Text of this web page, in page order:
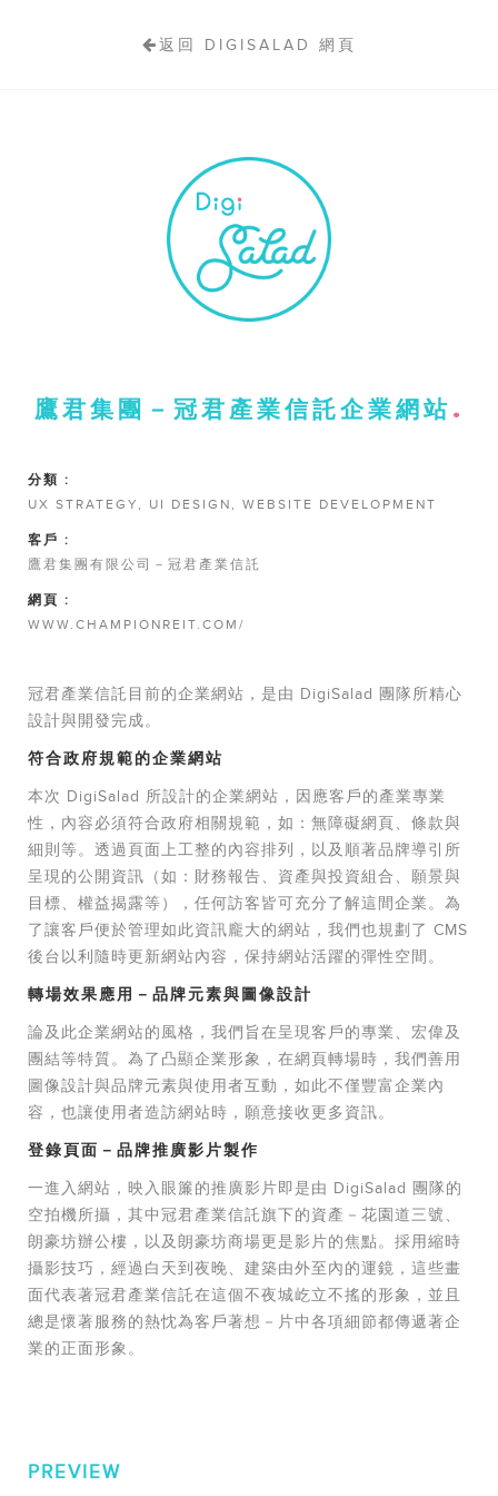
返回 DIGISALAD 網頁
鷹君集團－冠君產業信託企業網站
分類 :
UX STRATEGY, UI DESIGN, WEBSITE DEVELOPMENT
客戶 :
鷹君集團有限公司－冠君產業信託
網頁 :
WWW.CHAMPIONREIT.COM/
冠君產業信託目前的企業網站，是由 DigiSalad 團隊所精心
設計與開發完成。
符合政府規範的企業網站
本次 DigiSalad 所設計的企業網站，因應客戶的產業專業
性，內容必須符合政府相關規範，如：無障礙網頁、條款與
細則等。透過頁面上工整的內容排列，以及順著品牌導引所
呈現的公開資訊（如：財務報告、資產與投資組合、願景與
目標、權益揭露等），任何訪客皆可充分了解這間企業。為
了讓客戶便於管理如此資訊龐大的網站，我們也規劃了 CMS
後台以利隨時更新網站內容，保持網站活躍的彈性空間。
轉場效果應用－品牌元素與圖像設計
論及此企業網站的風格，我們旨在呈現客戶的專業、宏偉及
團結等特質。為了凸顯企業形象，在網頁轉場時，我們善用
圖像設計與品牌元素與使用者互動，如此不僅豐富企業內
容，也讓使用者造訪網站時，願意接收更多資訊。
登錄頁面－品牌推廣影片製作
一進入網站，映入眼簾的推廣影片即是由 DigiSalad 團隊的
空拍機所攝，其中冠君產業信託旗下的資產－花園道三號、
朗豪坊辦公樓，以及朗豪坊商場更是影片的焦點。採用縮時
攝影技巧，經過白天到夜晚、建築由外至內的運鏡，這些畫
面代表著冠君產業信託在這個不夜城屹立不搖的形象，並且
總是懷著服務的熱忱為客戶著想－片中各項細節都傳遞著企
業的正面形象。
PREVIEW